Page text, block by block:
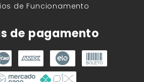
de Funcionamento
de pagamento